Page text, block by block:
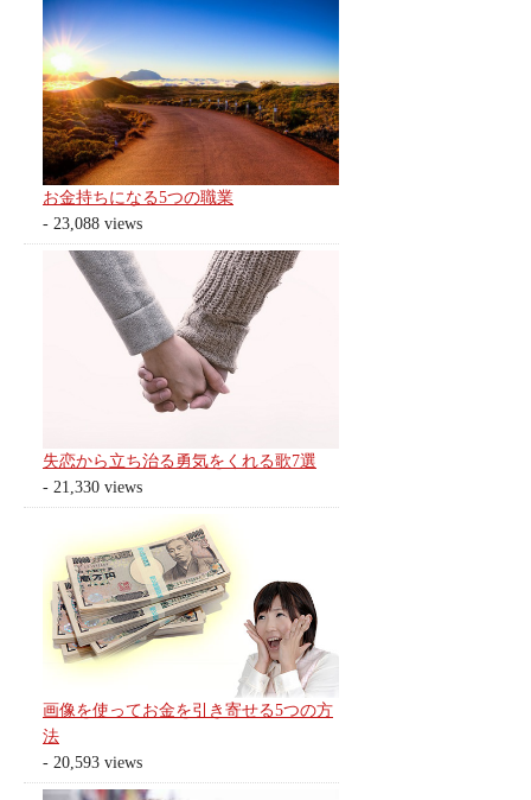
お金持ちになる5つの職業
- 23,088 views
失恋から立ち治る勇気をくれる歌7選
- 21,330 views
画像を使ってお金を引き寄せる5つの方
法
- 20,593 views